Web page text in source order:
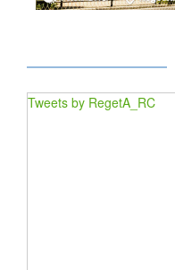
Tweets by RegetA_RC